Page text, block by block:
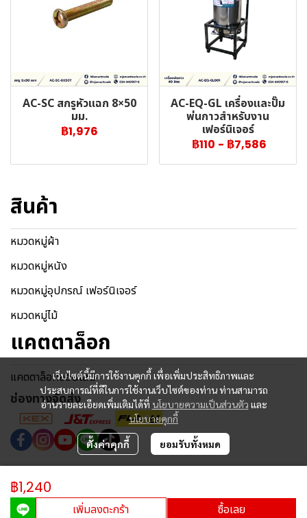
AC-SC สกรูหัวแฉก 8×50
มม.
฿1,976
AC-EQ-GL เครื่องและปั๊ม
พ่นกาวสำหรับงาน
เฟอร์นิเจอร์
฿110 - ฿7,586
฿1,240
เพิ่มลงตะกร้า ซื้อเลย
เว็บไซต์นี้มีการใช้งานคุกกี้ เพื่อเพิ่มประสิทธิภาพและ
ประสบการณ์ที่ดีในการใช้งานเว็บไซต์ของท่าน ท่านสามารถ
อ่านรายละเอียดเพิ่มเติมได้ที่ นโยบายความเป็นส่วนตัว และ
นโยบายคุกกี้
ตั้งค่าคุกกี้ ยอมรับทั้งหมด
สินค้า
หมวดหมู่ผ้า
หมวดหมู่หนัง
หมวดหมู่อุปกรณ์ เฟอร์นิเจอร์
หมวดหมู่ไม้
แคตตาล็อก
แคตตาล็อกออนไลน์
ช่องทางจัดส่ง
ผู้เข้าชมวันนี้1,820